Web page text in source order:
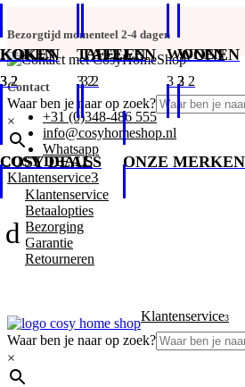
Bezorgtijd momenteel 2-4 dagen
Contact
+31 (0)348-486 555
info@cosyhomeshop.nl
Whatsapp
Waar ben je naar op zoek?
×
Klantenservice3
Klantenservice
Betaalopties
Bezorging
Garantie
Retourneren
KOKEN TAFELEN WONEN
COSY DEALS
d
Waar ben je naar op zoek?
×
Klantenservice3
KOKEN TAFELEN WONEN
COSY DEALS ONZE MERKEN